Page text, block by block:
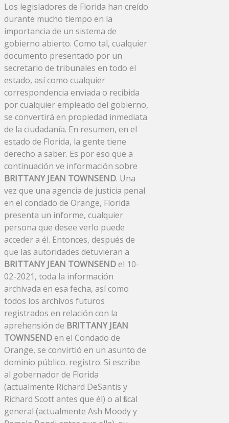
Los legisladores de Florida han creído
durante mucho tiempo en la
importancia de un sistema de
gobierno abierto. Como tal, cualquier
documento presentado por un
secretario de tribunales en todo el
estado, así como cualquier
correspondencia enviada o recibida
por cualquier empleado del gobierno,
se convertirá en propiedad inmediata
de la ciudadanía. En resumen, en el
estado de Florida, la gente tiene
derecho a saber. Es por eso que a
continuación ve información sobre
BRITTANY JEAN TOWNSEND. Una
vez que una agencia de justicia penal
en el condado de Orange, Florida
presenta un informe, cualquier
persona que desee verlo puede
acceder a él. Entonces, después de
que las autoridades detuvieran a
BRITTANY JEAN TOWNSENDel 10-
02-2021, toda la información
archivada en esa fecha, así como
todos los archivos futuros
registrados en relación con la
aprehensión de BRITTANY JEAN
TOWNSENDen el Condado de
Orange, se convirtió en un asunto de
dominio público. registro. Si escribe
al gobernador de Florida
(actualmente Richard DeSantis y
Richard Scott antes que él) o al fiscal
general (actualmente Ash Moody y